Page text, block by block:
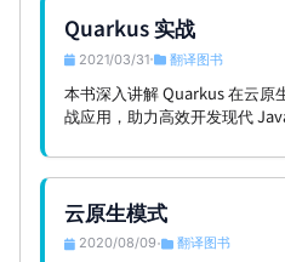
Quarkus 实战
2021/03/31• 翻译图书
本书深入讲解 Quarkus 在云原
战应用，助力高效开发现代
云原生模式
2020/08/09 • 翻译图书